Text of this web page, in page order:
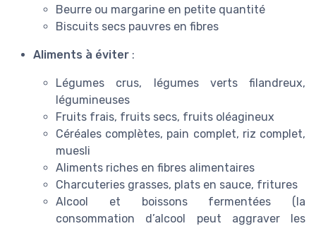
Beurre ou margarine en petite quantité
Biscuits secs pauvres en fibres
Aliments à éviter :
Légumes crus, légumes verts filandreux,
légumineuses
Fruits frais, fruits secs, fruits oléagineux
Céréales complètes, pain complet, riz complet,
muesli
Aliments riches en fibres alimentaires
Charcuteries grasses, plats en sauce, fritures
Alcool et boissons fermentées (la
consommation d’alcool peut aggraver les